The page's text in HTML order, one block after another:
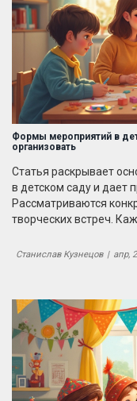
Формы мероприятий в
организовать
Статья раскрывает
в детском саду и дает
Рассматриваются
творческих встреч.
лайфхаки для
для тех, кто реально
Станислав Кузнецов | апр,